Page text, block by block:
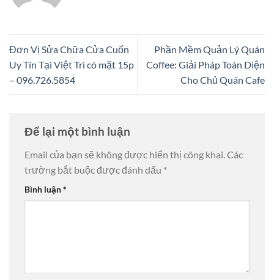
Đơn Vị Sửa Chữa Cửa Cuốn
Uy Tín Tại Việt Trì có mặt 15p
– 096.726.5854
Phần Mềm Quản Lý Quán
Coffee: Giải Pháp Toàn Diện
Cho Chủ Quán Cafe
Để lại một bình luận
Email của bạn sẽ không được hiển thị công khai. Các
trường bắt buộc được đánh dấu *
Bình luận*